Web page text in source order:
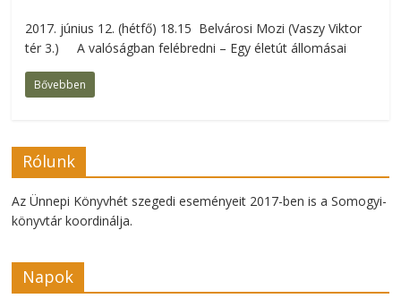
2017. június 12. (hétfő) 18.15 Belvárosi Mozi (Vaszy Viktor
tér 3.) A valóságban felébredni – Egy életút állomásai
Bővebben
Rólunk
Az Ünnepi Könyvhét szegedi eseményeit 2017-ben is a Somogyi-
könyvtár koordinálja.
Napok